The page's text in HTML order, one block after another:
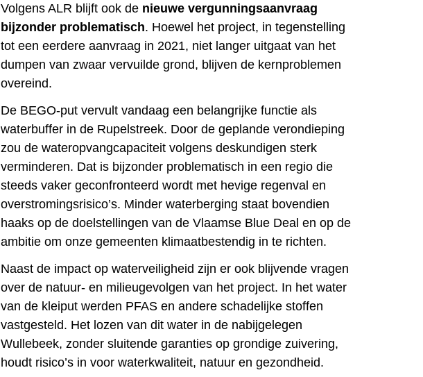
Volgens ALR blijft ook de nieuwe vergunningsaanvraag
bijzonder problematisch. Hoewel het project, in tegenstelling
tot een eerdere aanvraag in 2021, niet langer uitgaat van het
dumpen van zwaar vervuilde grond, blijven de kernproblemen
overeind.
De BEGO-put vervult vandaag een belangrijke functie als
waterbuffer in de Rupelstreek. Door de geplande verondieping
zou de wateropvangcapaciteit volgens deskundigen sterk
verminderen. Dat is bijzonder problematisch in een regio die
steeds vaker geconfronteerd wordt met hevige regenval en
overstromingsrisico’s. Minder waterberging staat bovendien
haaks op de doelstellingen van de Vlaamse Blue Deal en op de
ambitie om onze gemeenten klimaatbestendig in te richten.
Naast de impact op waterveiligheid zijn er ook blijvende vragen
over de natuur- en milieugevolgen van het project. In het water
van de kleiput werden PFAS en andere schadelijke stoffen
vastgesteld. Het lozen van dit water in de nabijgelegen
Wullebeek, zonder sluitende garanties op grondige zuivering,
houdt risico’s in voor waterkwaliteit, natuur en gezondheid.